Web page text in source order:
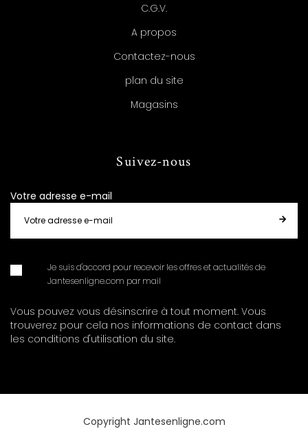
C.G.V.
A propos
Contactez-nous
plan du site
Magasins
Suivez-nous
Votre adresse e-mail
Je suis d'accord pour recevoir les offres et actualités de
Jantesenligne.com par mail
Vous pouvez vous désinscrire à tout moment. Vous
trouverez pour cela nos informations de contact dans
les conditions d'utilisation du site.
Copyright Jantesenligne.com